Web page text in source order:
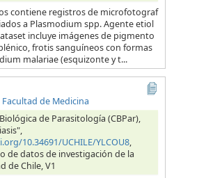
contiene registros de microfotograf
a Plasmodium spp. Agente etiol
incluye imágenes de pigmento
frotis sanguíneos con formas
malariae (esquizonte y t...
Facultad de Medicina
de Parasitología (CBPar),
10.34691/UCHILE/YLCOU8,
de datos de investigación de la
de Chile, V1